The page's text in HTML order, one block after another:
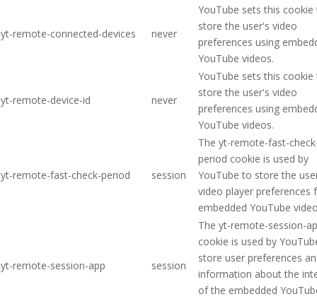
yt-remote-connected-devices never
YouTube sets this cookie
store the user's video
preferences using
YouTube videos.
yt-remote-device-id never
YouTube sets this cookie
store the user's video
preferences using
YouTube videos.
yt-remote-fast-check-period session
The yt-remote-fast-
period cookie is used by
YouTube to store the
video player preferences
embedded YouTube
yt-remote-session-app session
The yt-remote-session-
cookie is used by
store user preferences
information about the
of the embedded